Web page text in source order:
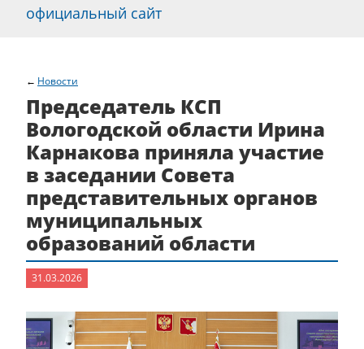
официальный сайт
Новости
Председатель КСП
Вологодской области Ирина
Карнакова приняла участие
в заседании Совета
представительных органов
муниципальных
образований области
31.03.2026